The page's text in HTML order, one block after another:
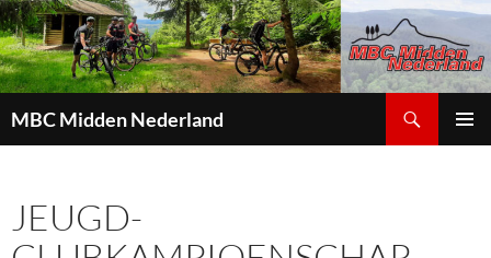
MBC Midden Nederland
INHOUD
JEUGD-